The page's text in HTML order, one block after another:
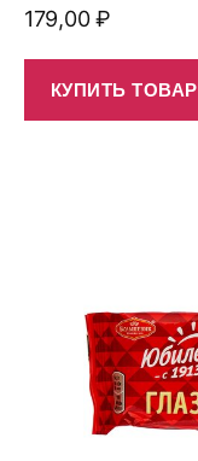
179,00₽
КУПИТЬ ТОВАР